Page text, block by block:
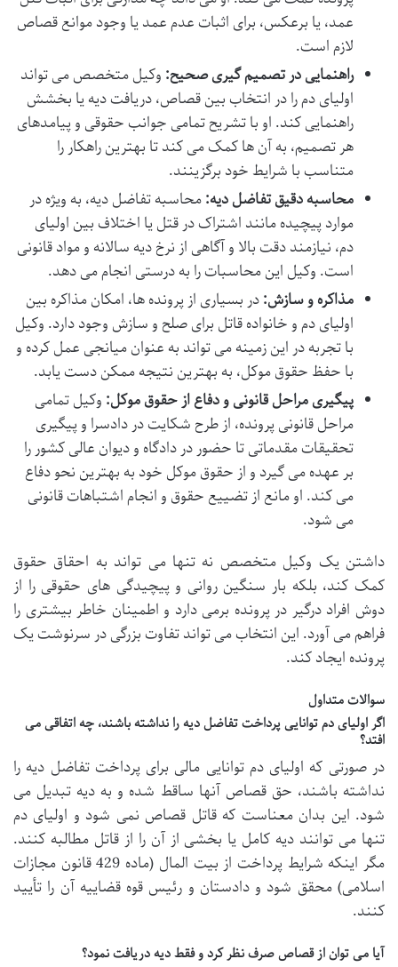
عمد، یا برعکس، برای اثبات عدم عمد یا وجود موانع قصاص
لازم است.
راهنمایی در تصمیم گیری صحیح: وکیل متخصص می تواند
اولیای دم را در انتخاب بین قصاص، دریافت دیه یا بخشش
راهنمایی کند. او با تشریح تمامی جوانب حقوقی و پیامدهای
هر تصمیم، به آن ها کمک می کند تا بهترین راهکار را
متناسب با شرایط خود برگزینند.
محاسبه دقیق تفاضل دیه:محاسبه تفاضل دیه، به ویژه در
موارد پیچیده مانند اشتراک در قتل یا اختلاف بین اولیای
دم، نیازمند دقت بالا و آگاهی از نرخ دیه سالانه و مواد قانونی
است. وکیل این محاسبات را به درستی انجام می دهد.
مذاکره و سازش:در بسیاری از پرونده ها، امکان مذاکره بین
اولیای دم و خانواده قاتل برای صلح و سازش وجود دارد. وکیل
با تجربه در این زمینه می تواند به عنوان میانجی عمل کرده و
با حفظ حقوق موکل، به بهترین نتیجه ممکن دست یابد.
پیگیری مراحل قانونی و دفاع از حقوق موکل: وکیل تمامی
مراحل قانونی پرونده، از طرح شکایت در دادسرا و پیگیری
تحقیقات مقدماتی تا حضور در دادگاه و دیوان عالی کشور را
بر عهده می گیرد و از حقوق موکل خود به بهترین نحو دفاع
می کند. او مانع از تضییع حقوق و انجام اشتباهات قانونی
می شود.
داشتن یک وکیل متخصص نه تنها می تواند به احقاق حقوق
کمک کند، بلکه بار سنگین روانی و پیچیدگی های حقوقی را از
دوش افراد درگیر در پرونده برمی دارد و اطمینان خاطر بیشتری را
فراهم می آورد. این انتخاب می تواند تفاوت بزرگی در سرنوشت یک
پرونده ایجاد کند.
سوالات متداول
اگر اولیای دم توانایی پرداخت تفاضل دیه را نداشته باشند، چه اتفاقی می
افتد؟
در صورتی که اولیای دم توانایی مالی برای پرداخت تفاضل دیه را
نداشته باشند، حق قصاص آنها ساقط شده و به دیه تبدیل می
شود. این بدان معناست که قاتل قصاص نمی شود و اولیای دم
تنها می توانند دیه کامل یا بخشی از آن را از قاتل مطالبه کنند.
مگر اینکه شرایط پرداخت از بیت المال (ماده 429 قانون مجازات
اسلامی) محقق شود و دادستان و رئیس قوه قضاییه آن را تأیید
کنند.
آیا می توان از قصاص صرف نظر کرد و فقط دیه دریافت نمود؟